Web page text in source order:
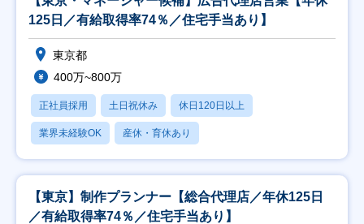
125日／有給取得率74％／住宅手当あり】
東京都
400万~800万
正社員採用 土日祝休み 休日120日以上
業界未経験OK 産休・育休あり
【東京】制作プランナー【総合代理店／年休125日
／有給取得率74％／住宅手当あり】